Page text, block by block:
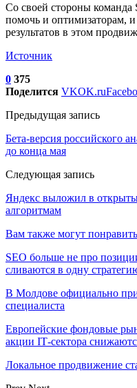
Со своей стороны команда
помочь и оптимизаторам,
результатов в этом
Источник
0 375
Поделится VKOK.ru
Предыдущая запись
Бета-версия российского
до конца мая
Следующая запись
Яндекс выложил в
алгоритмам
Вам также могут
SEO больше не про
сливаются в одну
В Молдове официально
специалиста
Европейские фондовые
акции IT‑сектора
Локальное продвижение